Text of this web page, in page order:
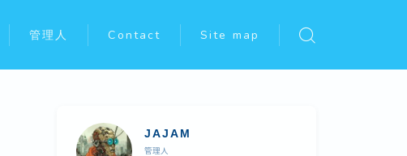
管理人 Contact Site map
JAJAM
管理人